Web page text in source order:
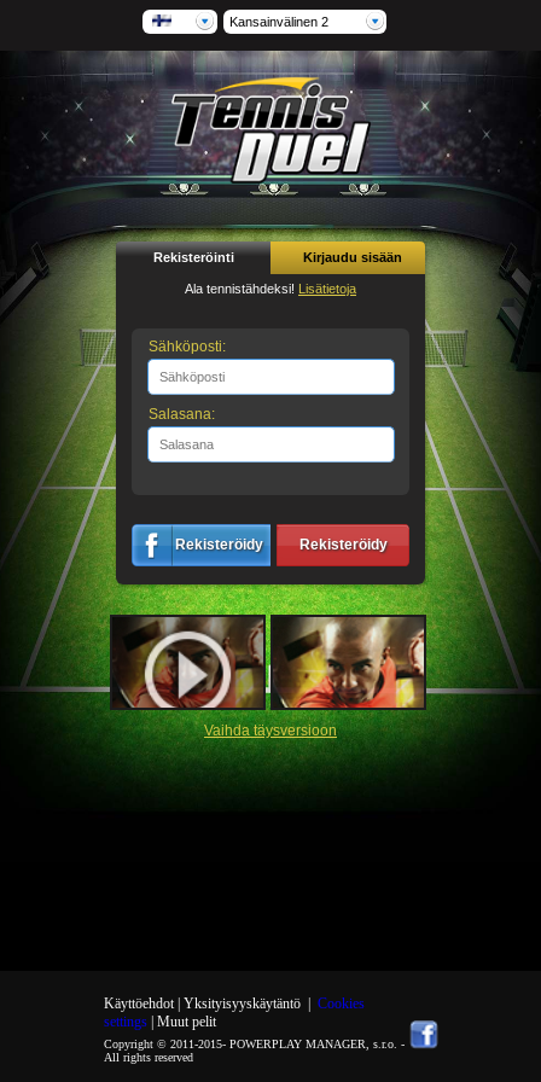
Kansainvälinen 2
Rekisteröinti Kirjaudu sisään
Ala tennistähdeksi! Lisätietoja
Sähköposti:
Salasana:
Rekisteröidy Rekisteröidy
Vaihda täysversioon
Käyttöehdot | Yksityisyyskäytäntö| Cookies
settings
| Muut pelit
Copyright © 2011-2015- POWERPLAY MANAGER, s.r.o. -
All rights reserved